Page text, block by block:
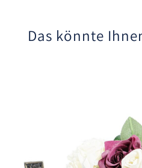
Das könnte